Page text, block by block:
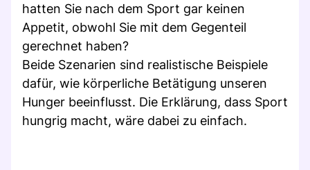
hatten Sie nach dem Sport gar keinen
Appetit, obwohl Sie mit dem Gegenteil
gerechnet haben?
Beide Szenarien sind realistische Beispiele
dafür, wie körperliche Betätigung unseren
Hunger beeinflusst. Die Erklärung, dass Sport
hungrig macht, wäre dabei zu einfach.